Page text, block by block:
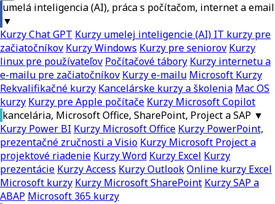
umelá inteligencia (AI), práca s počítačom, internet a email
▼
Kurzy Chat GPT Kurzy umelej inteligencie (AI) IT kurzy pre
začiatočníkov Kurzy Windows Kurzy pre seniorov Kurzy
linux pre používateľov Počítačové tábory Kurzy internetu a
e-mailu pre začiatočníkov Kurzy e-mailu Microsoft Kurzy
Rekvalifikačné kurzy Kancelárske kurzy a školenia Mac OS
kurzy Kurzy pre Apple počítače Kurzy Microsoft Copilot
kancelária, Microsoft Office, SharePoint, Project a SAP ▼
Kurzy Power BI Kurzy Microsoft Office Kurzy PowerPoint,
prezentačné zručnosti a Visio Kurzy Microsoft Project a
projektové riadenie Kurzy Word Kurzy Excel Kurzy
prezentácie Kurzy Access Kurzy OutlookOnline kurzy Excel
Microsoft kurzy Kurzy Microsoft SharePoint Kurzy SAP a
ABAP Microsoft 365 kurzy